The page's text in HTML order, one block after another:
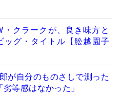
・クラークが、良き味方と
ッグ・タイトル【舩越園子
が自分のものさしで測った
等感はなかった」